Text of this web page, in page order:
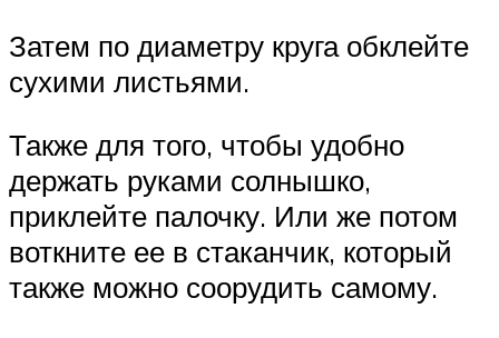
Затем по диаметру круга обклейте
сухими листьями.
Также для того, чтобы удобно
держать руками солнышко,
приклейте палочку. Или же потом
воткните ее в стаканчик, который
также можно соорудить самому.